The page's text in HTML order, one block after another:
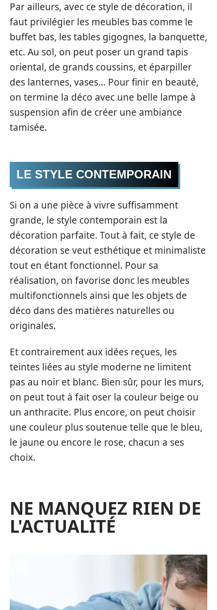
Par ailleurs, avec ce style de décoration, il
faut privilégier les meubles bas comme le
buffet bas, les tables gigognes, la banquette,
etc. Au sol, on peut poser un grand tapis
oriental, de grands coussins, et éparpiller
des lanternes, vases… Pour finir en beauté,
on termine la déco avec une belle lampe à
suspension afin de créer une ambiance
tamisée.
LE STYLE CONTEMPORAIN
Si on a une pièce à vivre suffisamment
grande, le style contemporain est la
décoration parfaite. Tout à fait, ce style de
décoration se veut esthétique et minimaliste
tout en étant fonctionnel. Pour sa
réalisation, on favorise donc les meubles
multifonctionnels ainsi que les objets de
déco dans des matières naturelles ou
originales.
Et contrairement aux idées reçues, les
teintes liées au style moderne ne limitent
pas au noir et blanc. Bien sûr, pour les murs,
on peut tout à fait oser la couleur beige ou
un anthracite. Plus encore, on peut choisir
une couleur plus soutenue telle que le bleu,
le jaune ou encore le rose, chacun a ses
choix.
NE MANQUEZ RIEN DE
L'ACTUALITÉ